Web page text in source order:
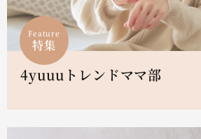
Feature
特集
4yuuuトレンドママ部